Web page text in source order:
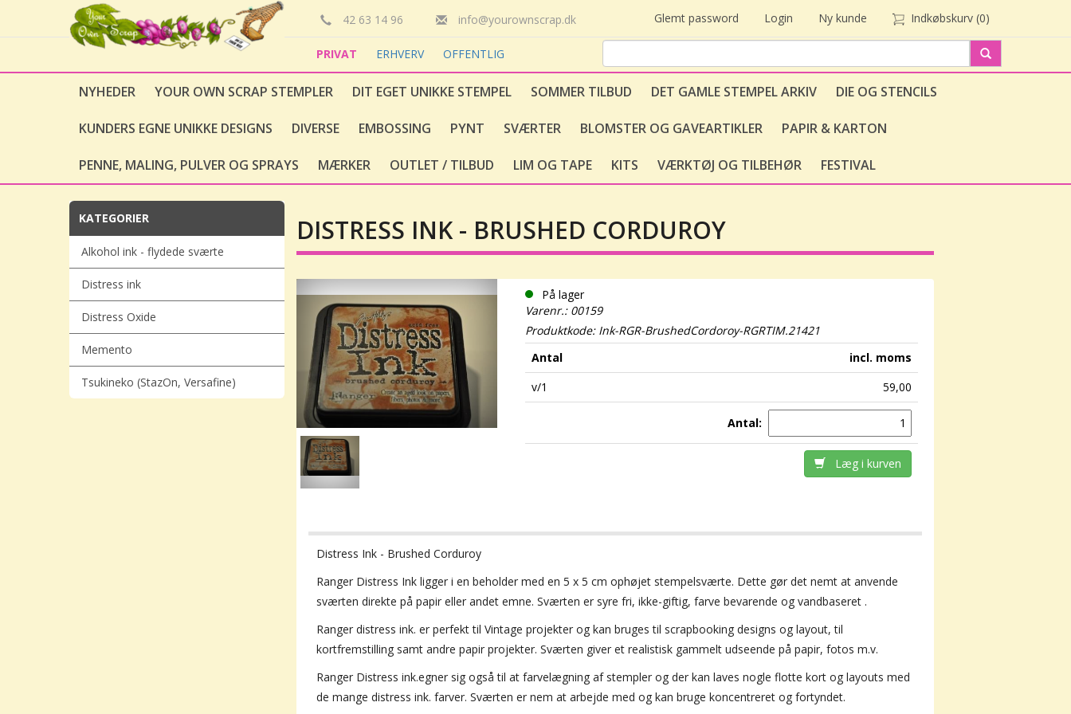
42 63 14 96 info@yourownscrap.dk Glemt password Login Ny kunde Indkøbskurv (0)
PRIVAT ERHVERV OFFENTLIG
NYHEDER YOUR OWN SCRAP STEMPLER DIT EGET UNIKKE STEMPEL SOMMER TILBUD DET GAMLE STEMPEL ARKIV DIE OG STENCILS
KUNDERS EGNE UNIKKE DESIGNS DIVERSE EMBOSSING PYNT SVÆRTER BLOMSTER OG GAVEARTIKLER PAPIR & KARTON
PENNE, MALING, PULVER OG SPRAYS MÆRKER OUTLET / TILBUD LIM OG TAPE KITS VÆRKTØJ OG TILBEHØR FESTIVAL
KATEGORIER
Alkohol ink - flydede sværte
Distress ink
Distress Oxide
Memento
Tsukineko (StazOn, Versafine)
DISTRESS INK - BRUSHED CORDUROY
På lager
Varenr.: 00159
Produktkode: Ink-RGR-BrushedCordoroy-RGRTIM.21421
Antal
incl. moms
v/1
59,00
Antal:
Læg i kurven
Distress Ink - Brushed Corduroy
Ranger Distress Ink ligger i en beholder med en 5 x 5 cm ophøjet stempelsværte. Dette gør det nemt at anvende
sværten direkte på papir eller andet emne. Sværten er syre fri, ikke-giftig, farve bevarende og vandbaseret .
Ranger distress ink. er perfekt til Vintage projekter og kan bruges til scrapbooking designs og layout, til
kortfremstilling samt andre papir projekter. Sværten giver et realistisk gammelt udseende på papir, fotos m.v.
Ranger Distress ink.egner sig også til at farvelægning af stempler og der kan laves nogle flotte kort og layouts med
de mange distress ink. farver. Sværten er nem at arbejde med og kan bruge koncentreret og fortyndet.